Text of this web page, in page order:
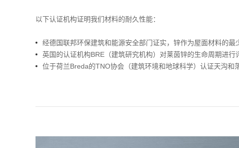
以下认证机构证明我们材料的耐久性能：
经德国联邦环保建筑和能源安全部门证实，锌作为屋面材料的
英国的认证机构BRE（建筑研究机构）对莱茵锌的生命周期进行
位于荷兰Breda的TNO协会（建筑环境和地球科学）认证天沟和